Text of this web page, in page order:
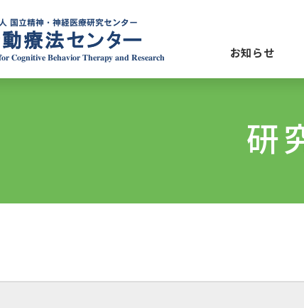
お知らせ
研